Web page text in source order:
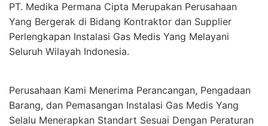
PT. Medika Permana Cipta Merupakan Perusahaan
Yang Bergerak di Bidang Kontraktor dan Supplier
Perlengkapan Instalasi Gas Medis Yang Melayani
Seluruh Wilayah Indonesia.
Perusahaan Kami Menerima Perancangan, Pengadaan
Barang, dan Pemasangan Instalasi Gas Medis Yang
Selalu Menerapkan Standart Sesuai Dengan Peraturan